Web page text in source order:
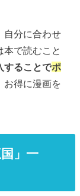
自分に合わせ
で読むこと
することでポ
お得に漫画を
」一